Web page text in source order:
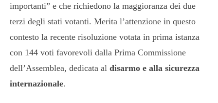
importanti” e che richiedono la maggioranza dei due
terzi degli stati votanti. Merita l’attenzione in questo
contesto la recente risoluzione votata in prima istanza
con 144 voti favorevoli dalla Prima Commissione
dell’Assemblea, dedicata al disarmo e alla sicurezza
internazionale.